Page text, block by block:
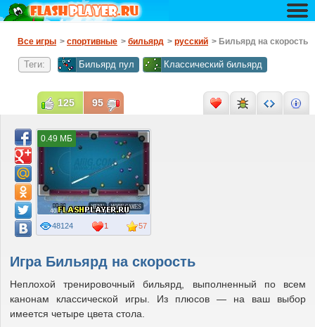
Все игры > спортивные > бильярд > русский > Бильярд на скорость
Теги: Бильярд пул Классический бильярд
Игра Бильярд на скорость
Неплохой тренировочный бильярд, выполненный по всем
канонам классической игры. Из плюсов — на ваш выбор
имеется четыре цвета стола.
57
48124 1
0.49 МБ
125 95